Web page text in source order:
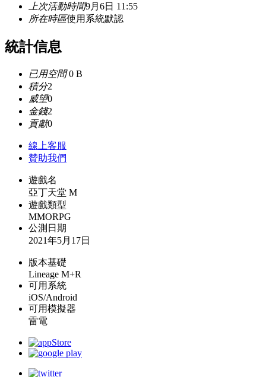
上次活動時間9月6日 11:55
所在時區使用系統默認
統計信息
已用空間0 B
積分2
威望0
金錢2
貢獻0
線上客服
贊助我們
遊戲名
亞丁天堂 M
遊戲類型
MMORPG
公測日期
2021年5月17日
版本基礎
Lineage M+R
可用系統
iOS/Android
可用模擬器
雷電